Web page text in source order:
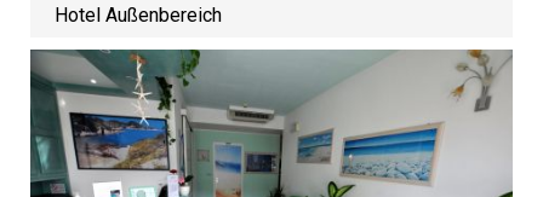
Hotel Außenbereich